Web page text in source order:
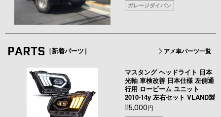
ガレージダイバン
PARTS ［新着パーツ］ アメ車パーツ一覧
マスタング ヘッドライト 日本
光軸 車検改善 日本仕様 左側通
行用 ロービーム ユニット
2010-14y 左右セット VLAND製
115,000円